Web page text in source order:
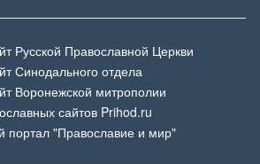
Русской Православной Церкви
Синодального отдела
Воронежской митрополии
сайтов Prihod.ru
"Православие и мир"